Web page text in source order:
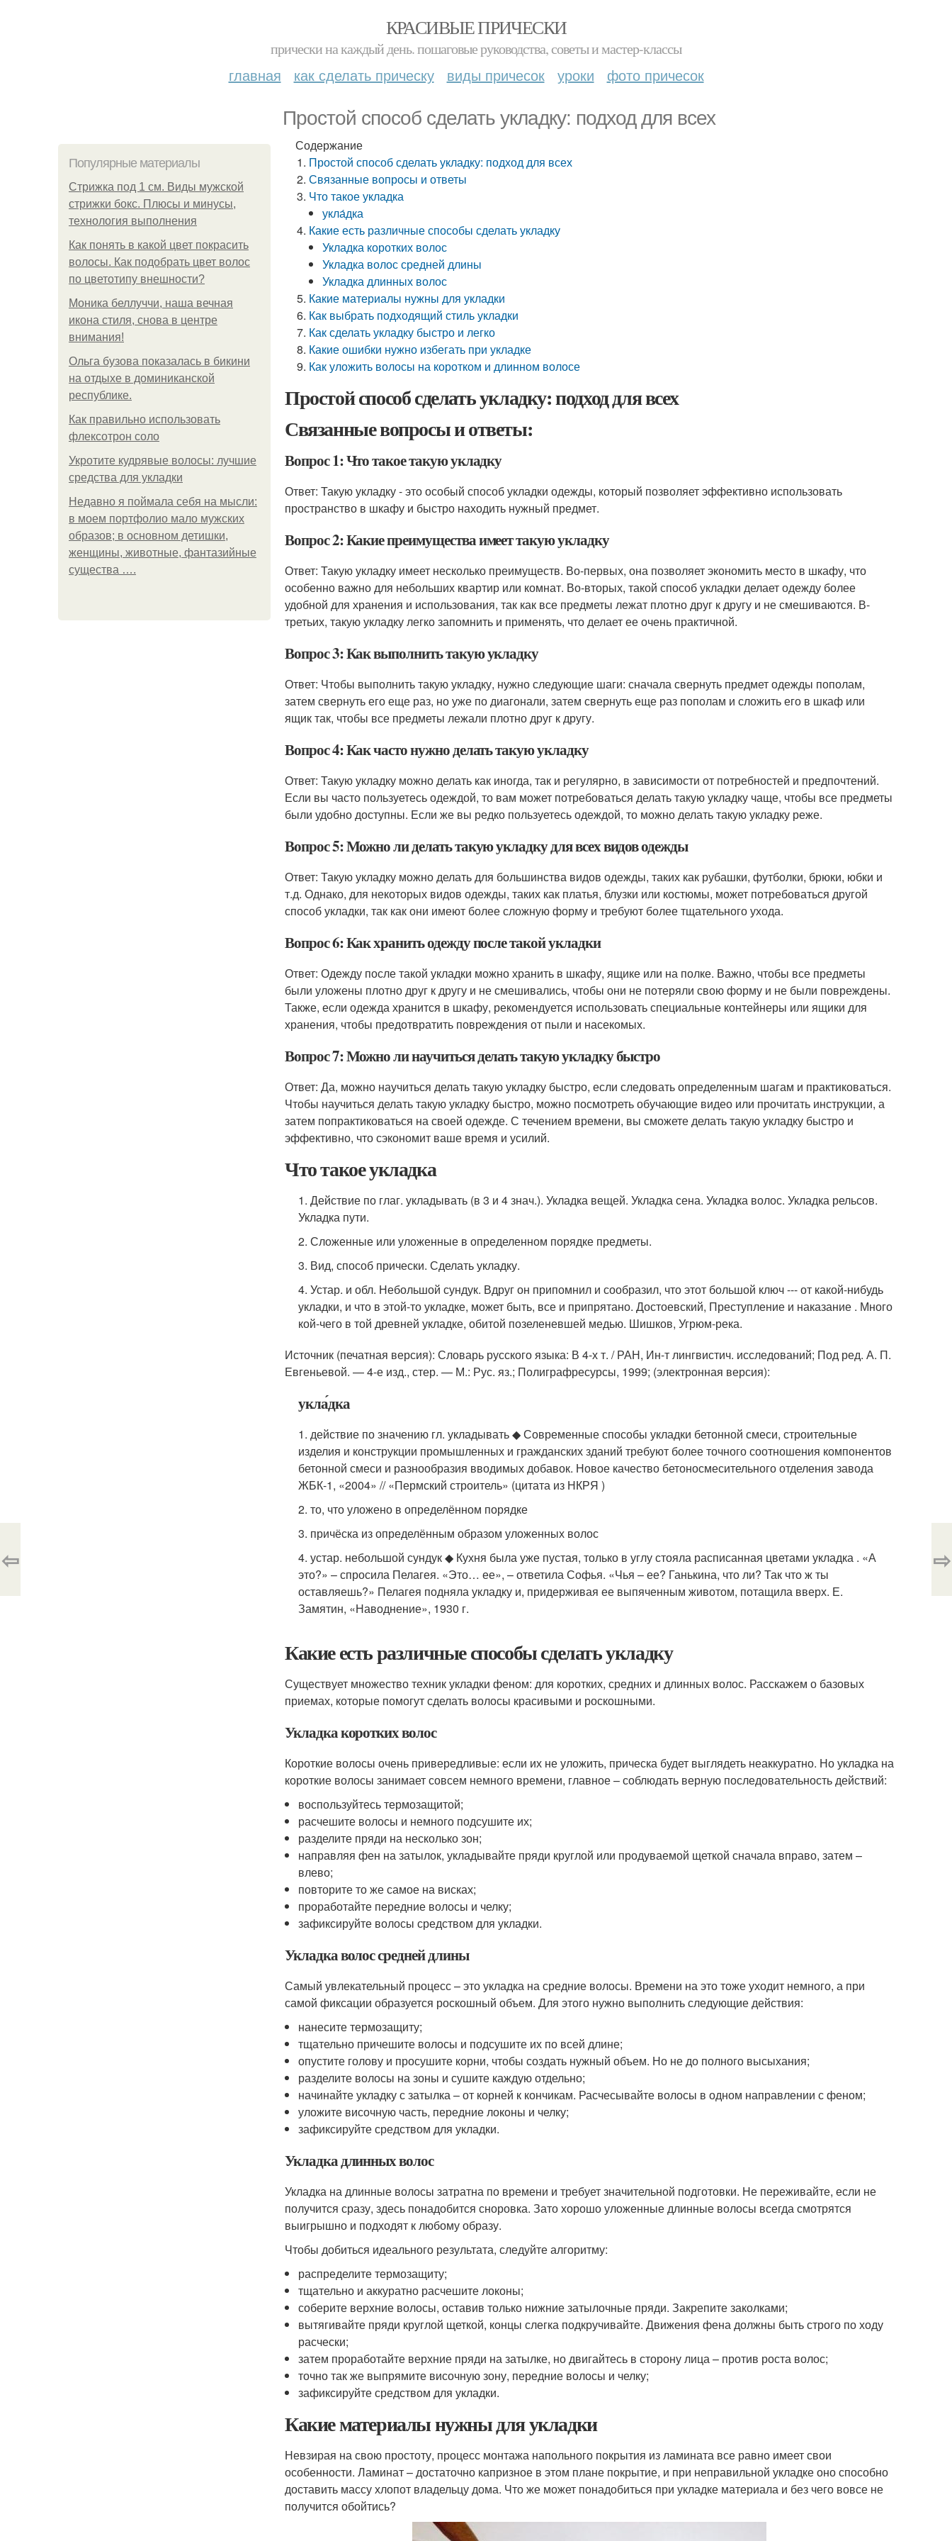
КРАСИВЫЕ ПРИЧЕСКИ
прически на каждый день. пошаговые руководства, советы и мастер-классы
главная как сделать прическу виды причесок уроки фото причесок
Простой способ сделать укладку: подход для всех
Популярные материалы
Стрижка под 1 см. Виды мужской
стрижки бокс. Плюсы и минусы,
технология выполнения
Как понять в какой цвет покрасить
волосы. Как подобрать цвет волос
по цветотипу внешности?
Моника беллуччи, наша вечная
икона стиля, снова в центре
внимания!
Ольга бузова показалась в бикини
на отдыхе в доминиканской
республике.
Как правильно использовать
флексотрон соло
Укротите кудрявые волосы: лучшие
средства для укладки
Недавно я поймала себя на мысли:
в моем портфолио мало мужских
образов; в основном детишки,
женщины, животные, фантазийные
существа ….
Содержание
Простой способ сделать укладку: подход для всех
Связанные вопросы и ответы
Что такое укладка
укла́дка
Какие есть различные способы сделать укладку
Укладка коротких волос
Укладка волос средней длины
Укладка длинных волос
Какие материалы нужны для укладки
Как выбрать подходящий стиль укладки
Как сделать укладку быстро и легко
Какие ошибки нужно избегать при укладке
Как уложить волосы на коротком и длинном волосе
Простой способ сделать укладку: подход для всех
Связанные вопросы и ответы:
Вопрос 1: Что такое такую укладку
Ответ: Такую укладку - это особый способ укладки одежды, который позволяет эффективно использовать
пространство в шкафу и быстро находить нужный предмет.
Вопрос 2: Какие преимущества имеет такую укладку
Ответ: Такую укладку имеет несколько преимуществ. Во-первых, она позволяет экономить место в шкафу, что
особенно важно для небольших квартир или комнат. Во-вторых, такой способ укладки делает одежду более
удобной для хранения и использования, так как все предметы лежат плотно друг к другу и не смешиваются. В-
третьих, такую укладку легко запомнить и применять, что делает ее очень практичной.
Вопрос 3: Как выполнить такую укладку
Ответ: Чтобы выполнить такую укладку, нужно следующие шаги: сначала свернуть предмет одежды пополам,
затем свернуть его еще раз, но уже по диагонали, затем свернуть еще раз пополам и сложить его в шкаф или
ящик так, чтобы все предметы лежали плотно друг к другу.
Вопрос 4: Как часто нужно делать такую укладку
Ответ: Такую укладку можно делать как иногда, так и регулярно, в зависимости от потребностей и предпочтений.
Если вы часто пользуетесь одеждой, то вам может потребоваться делать такую укладку чаще, чтобы все предметы
были удобно доступны. Если же вы редко пользуетесь одеждой, то можно делать такую укладку реже.
Вопрос 5: Можно ли делать такую укладку для всех видов одежды
Ответ: Такую укладку можно делать для большинства видов одежды, таких как рубашки, футболки, брюки, юбки и
т.д. Однако, для некоторых видов одежды, таких как платья, блузки или костюмы, может потребоваться другой
способ укладки, так как они имеют более сложную форму и требуют более тщательного ухода.
Вопрос 6: Как хранить одежду после такой укладки
Ответ: Одежду после такой укладки можно хранить в шкафу, ящике или на полке. Важно, чтобы все предметы
были уложены плотно друг к другу и не смешивались, чтобы они не потеряли свою форму и не были повреждены.
Также, если одежда хранится в шкафу, рекомендуется использовать специальные контейнеры или ящики для
хранения, чтобы предотвратить повреждения от пыли и насекомых.
Вопрос 7: Можно ли научиться делать такую укладку быстро
Ответ: Да, можно научиться делать такую укладку быстро, если следовать определенным шагам и практиковаться.
Чтобы научиться делать такую укладку быстро, можно посмотреть обучающие видео или прочитать инструкции, а
затем попрактиковаться на своей одежде. С течением времени, вы сможете делать такую укладку быстро и
эффективно, что сэкономит ваше время и усилий.
Что такое укладка
1. Действие по глаг. укладывать (в 3 и 4 знач.). Укладка вещей. Укладка сена. Укладка волос. Укладка рельсов.
Укладка пути.
2. Сложенные или уложенные в определенном порядке предметы.
3. Вид, способ прически. Сделать укладку.
4. Устар. и обл. Небольшой сундук. Вдруг он припомнил и сообразил, что этот большой ключ --- от какой-нибудь
укладки, и что в этой-то укладке, может быть, все и припрятано. Достоевский, Преступление и наказание . Много
кой-чего в той древней укладке, обитой позеленевшей медью. Шишков, Угрюм-река.
Источник (печатная версия): Словарь русского языка: В 4-х т. / РАН, Ин-т лингвистич. исследований; Под ред. А. П.
Евгеньевой. — 4-е изд., стер. — М.: Рус. яз.; Полиграфресурсы, 1999; (электронная версия):
укла́дка
1. действие по значению гл. укладывать ◆ Современные способы укладки бетонной смеси, строительные
изделия и конструкции промышленных и гражданских зданий требуют более точного соотношения компонентов
бетонной смеси и разнообразия вводимых добавок. Новое качество бетоносмесительного отделения завода
ЖБК-1, «2004» // «Пермский строитель» (цитата из НКРЯ )
2. то, что уложено в определённом порядке
3. причёска из определённым образом уложенных волос
4. устар. небольшой сундук ◆ Кухня была уже пустая, только в углу стояла расписанная цветами укладка . «А
это?» – спросила Пелагея. «Это… ее», – ответила Софья. «Чья – ее? Ганькина, что ли? Так что ж ты
оставляешь?» Пелагея подняла укладку и, придерживая ее выпяченным животом, потащила вверх. Е.
Замятин, «Наводнение», 1930 г.
Какие есть различные способы сделать укладку
Существует множество техник укладки феном: для коротких, средних и длинных волос. Расскажем о базовых
приемах, которые помогут сделать волосы красивыми и роскошными.
Укладка коротких волос
Короткие волосы очень привередливые: если их не уложить, прическа будет выглядеть неаккуратно. Но укладка на
короткие волосы занимает совсем немного времени, главное – соблюдать верную последовательность действий:
воспользуйтесь термозащитой;
расчешите волосы и немного подсушите их;
разделите пряди на несколько зон;
направляя фен на затылок, укладывайте пряди круглой или продуваемой щеткой сначала вправо, затем –
влево;
повторите то же самое на висках;
проработайте передние волосы и челку;
зафиксируйте волосы средством для укладки.
Укладка волос средней длины
Самый увлекательный процесс – это укладка на средние волосы. Времени на это тоже уходит немного, а при
самой фиксации образуется роскошный объем. Для этого нужно выполнить следующие действия:
нанесите термозащиту;
тщательно причешите волосы и подсушите их по всей длине;
опустите голову и просушите корни, чтобы создать нужный объем. Но не до полного высыхания;
разделите волосы на зоны и сушите каждую отдельно;
начинайте укладку с затылка – от корней к кончикам. Расчесывайте волосы в одном направлении с феном;
уложите височную часть, передние локоны и челку;
зафиксируйте средством для укладки.
Укладка длинных волос
Укладка на длинные волосы затратна по времени и требует значительной подготовки. Не переживайте, если не
получится сразу, здесь понадобится сноровка. Зато хорошо уложенные длинные волосы всегда смотрятся
выигрышно и подходят к любому образу.
Чтобы добиться идеального результата, следуйте алгоритму:
распределите термозащиту;
тщательно и аккуратно расчешите локоны;
соберите верхние волосы, оставив только нижние затылочные пряди. Закрепите заколками;
вытягивайте пряди круглой щеткой, концы слегка подкручивайте. Движения фена должны быть строго по ходу
расчески;
затем проработайте верхние пряди на затылке, но двигайтесь в сторону лица – против роста волос;
точно так же выпрямите височную зону, передние волосы и челку;
зафиксируйте средством для укладки.
Какие материалы нужны для укладки
Невзирая на свою простоту, процесс монтажа напольного покрытия из ламината все равно имеет свои
особенности. Ламинат – достаточно капризное в этом плане покрытие, и при неправильной укладке оно способно
доставить массу хлопот владельцу дома. Что же может понадобиться при укладке материала и без чего вовсе не
получится обойтись?
⇦ ⇨